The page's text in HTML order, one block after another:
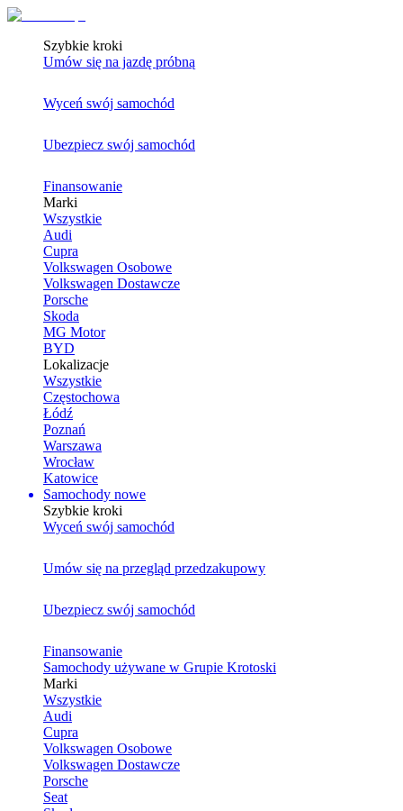
Szybkie kroki
Umów się na jazdę próbną
Wyceń swój samochód
Ubezpiecz swój samochód
Finansowanie
Marki
Wszystkie
Audi
Cupra
Volkswagen Osobowe
Volkswagen Dostawcze
Porsche
Skoda
MG Motor
BYD
Lokalizacje
Wszystkie
Częstochowa
Łódź
Poznań
Warszawa
Wrocław
Katowice
Samochody nowe
Szybkie kroki
Wyceń swój samochód
Umów się na przegląd przedzakupowy
Ubezpiecz swój samochód
Finansowanie
Samochody używane w Grupie Krotoski
Marki
Wszystkie
Audi
Cupra
Volkswagen Osobowe
Volkswagen Dostawcze
Porsche
Seat